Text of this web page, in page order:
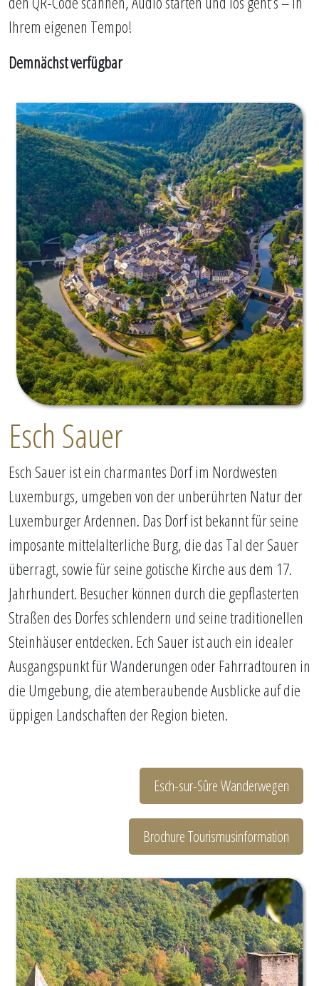
Ihrem eigenen Tempo!
Demnächst verfügbar
Esch Sauer
Esch Sauer ist ein charmantes Dorf im Nordwesten
Luxemburgs, umgeben von der unberührten Natur der
Luxemburger Ardennen. Das Dorf ist bekannt für seine
imposante mittelalterliche Burg, die das Tal der Sauer
überragt, sowie für seine gotische Kirche aus dem 17.
Jahrhundert. Besucher können durch die gepflasterten
Straßen des Dorfes schlendern und seine traditionellen
Steinhäuser entdecken. Ech Sauer ist auch ein idealer
Ausgangspunkt für Wanderungen oder Fahrradtouren in
die Umgebung, die atemberaubende Ausblicke auf die
üppigen Landschaften der Region bieten.
Esch-sur-Sûre Wanderwegen
Brochure Tourismusinformation